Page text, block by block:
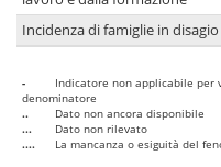
Incidenza di famiglie in
-
Indicatore non applicabile per
denominatore
..
Dato non ancora disponibile
...
Dato non rilevato
....
La mancanza o esiguità del